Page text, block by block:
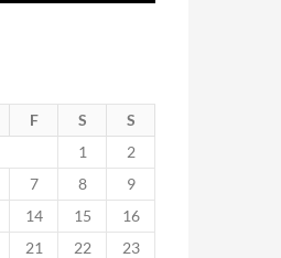
F S
S
1
2
7 8
9
14 15
16
21 22
23